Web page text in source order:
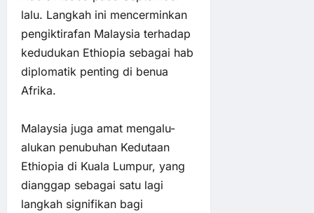
lalu. Langkah ini mencerminkan
pengiktirafan Malaysia terhadap
kedudukan Ethiopia sebagai hab
diplomatik penting di benua
Afrika.
Malaysia juga amat mengalu-
alukan penubuhan Kedutaan
Ethiopia di Kuala Lumpur, yang
dianggap sebagai satu lagi
langkah signifikan bagi